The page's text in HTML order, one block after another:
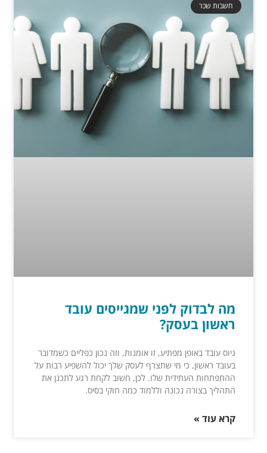
חשבות שכר
מה לבדוק לפני שמגייסים עובד
ראשון בעסק?
גיוס עובד באופן מפתיע, זו אומנות, וזה נכון כפליים כשמדובר
בעובד ראשון, כי מי שתצרף לעסק שלך יכול להשפיע רבות על
ההתפתחות העתידית שלו. לכן, חשוב לקחת רגע לתכנן את
התהליך בצורה נכונה וללמוד כמה חוקי בסיס.
קרא עוד »